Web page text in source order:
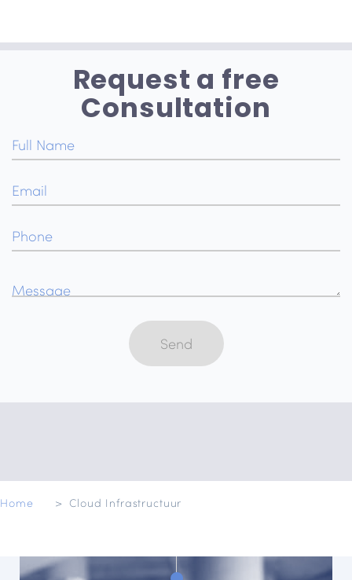
Request a free
Consultation
Home Cloud Infrastructuur